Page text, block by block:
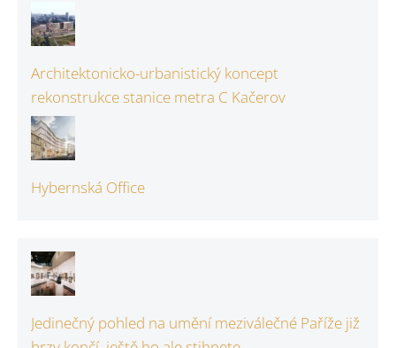
Architektonicko-urbanistický koncept
rekonstrukce stanice metra C Kačerov
Hybernská Office
Jedinečný pohled na umění meziválečné Paříže již